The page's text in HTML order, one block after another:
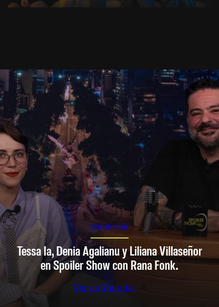
SPOILER SHOW
Tessa Ia, Denia Agalianu y Liliana Villaseñor
en Spoiler Show con Rana Fonk.
Ver en Youtube